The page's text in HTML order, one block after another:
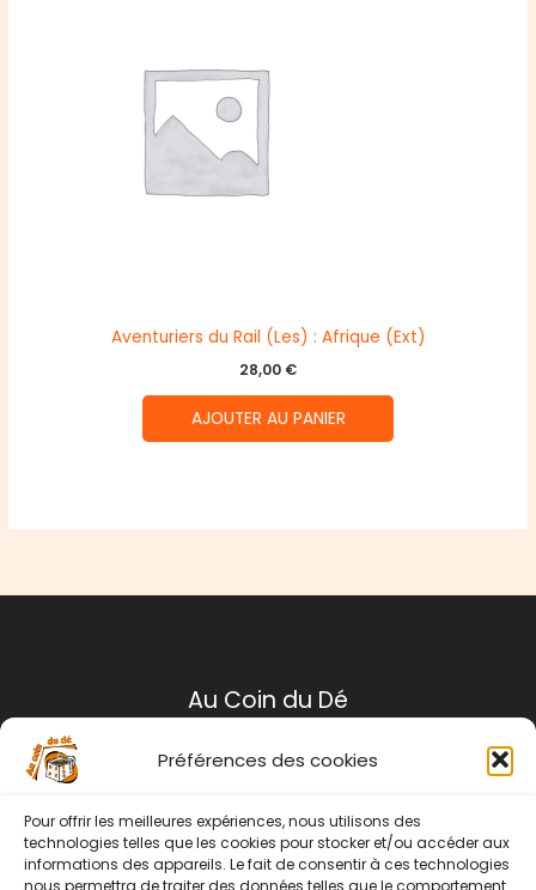
Préférences des cookies
Pour offrir les meilleures expériences, nous utilisons des
technologies telles que les cookies pour stocker et/ou accéder aux
informations des appareils. Le fait de consentir à ces technologies
nous permettra de traiter des données telles que le comportement
Aventuriers du Rail (Les) : Afrique (Ext)
28,00 €
AJOUTER AU PANIER
Au Coin du Dé
Conditions générales de ventes
Politique de retour
Contact